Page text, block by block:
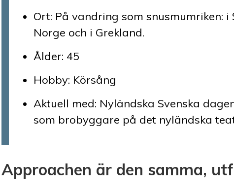
Ort: På vandring som snusmumriken: i
Norge och i Grekland.
Ålder: 45
Hobby: Körsång
Aktuell med: Nyländska Svenska
som brobyggare på det nyländska
Approachen är den samma,